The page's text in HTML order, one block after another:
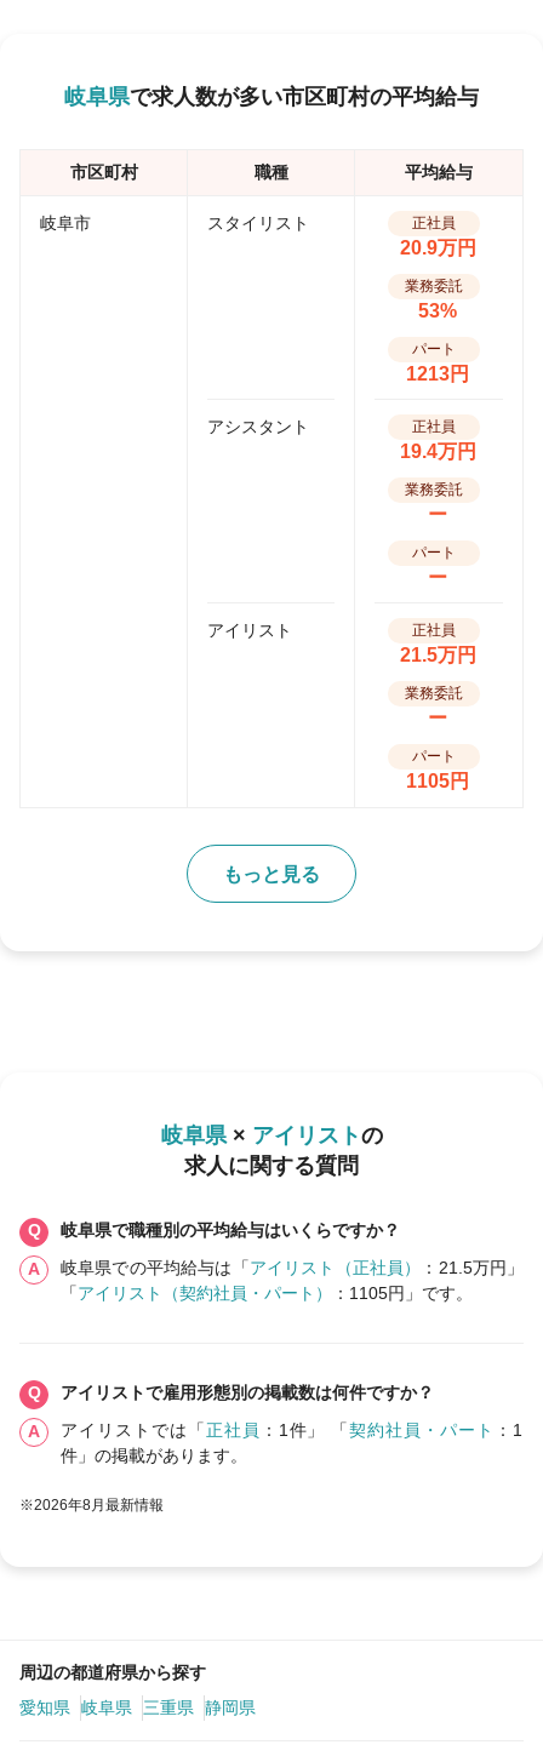
岐阜県で求人数が多い市区町村の平均給与
市区町村 職種 平均給与
岐阜市 スタイリスト 正社員
20.9万円
業務委託
53%
パート
1213円
アシスタント 正社員
19.4万円
業務委託
ー
パート
ー
アイリスト 正社員
21.5万円
業務委託
ー
パート
1105円
もっと見る
岐阜県× アイリストの
求人に関する質問
岐阜県で職種別の平均給与はいくらですか？
岐阜県での平均給与は「アイリスト（正社員）
：21.5万円」
「アイリスト（契約社員・パート） ：1105円」です。
アイリストで雇用形態別の掲載数は何件ですか？
アイリストでは「正社員 ：1件」 「契約社員・パート
：1
件」の掲載があります。
※2026年8月最新情報
周辺の都道府県から探す
愛知県
岐阜県 三重県 静岡県